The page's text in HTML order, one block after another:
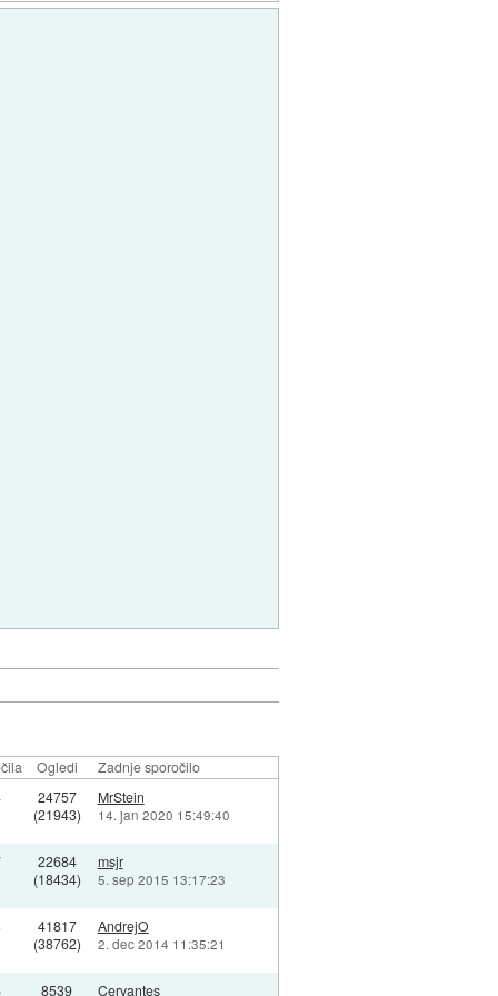
Ogledi
Zadnje sporočilo
24757
(21943)
MrStein
14. jan 2020 15:49:40
22684
(18434)
msjr
5. sep 2015 13:17:23
41817
(38762)
AndrejO
2. dec 2014 11:35:21
8539 Cervantes